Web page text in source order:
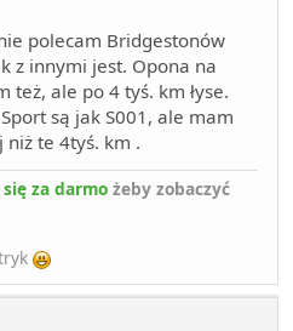
polecam Bridgestonów
z innymi jest. Opona na
też, ale po 4 tyś. km łyse.
są jak S001, ale mam
niż te 4tyś. km .
za darmo żeby zobaczyć